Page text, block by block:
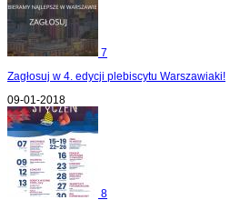
7
Zagłosuj w 4. edycji plebiscytu Warszawiaki!
09-01-2018
8